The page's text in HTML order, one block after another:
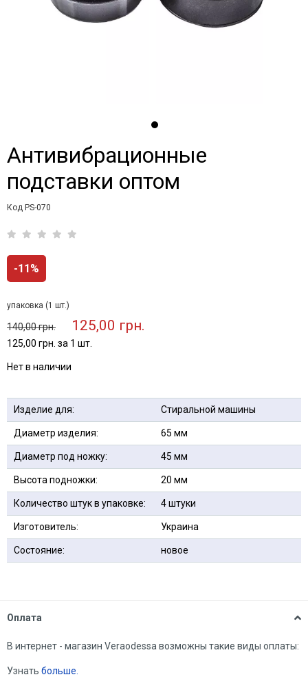
Антивибрационные
подставки оптом
Код PS-070
-11%
упаковка (1 шт.)
140,00 грн. 125,00 грн.
125,00 грн. за 1 шт.
Нет в наличии
Изделие для: Стиральной машины
Диаметр изделия: 65 мм
Диаметр под ножку: 45 мм
Высота подножки: 20 мм
Количество штук в упаковке: 4 штуки
Изготовитель: Украина
Состояние: новое
Оплата
В интернет - магазин Veraodessa возможны такие виды оплаты:
Узнать больше.